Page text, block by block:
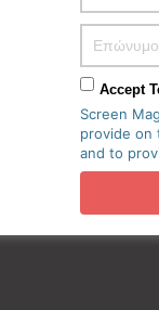
Accept
Screen
provide on
and to